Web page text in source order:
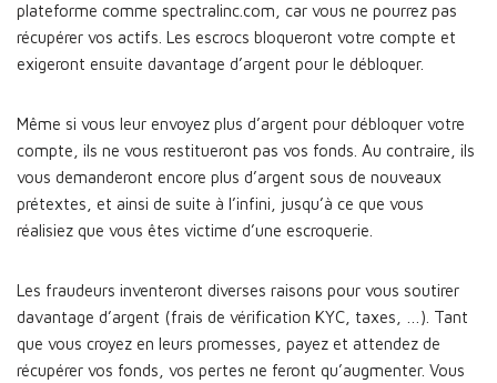
plateforme comme spectralinc.com, car vous ne pourrez pas
récupérer vos actifs. Les escrocs bloqueront votre compte et
exigeront ensuite davantage d’argent pour le débloquer.
Même si vous leur envoyez plus d’argent pour débloquer votre
compte, ils ne vous restitueront pas vos fonds. Au contraire, ils
vous demanderont encore plus d’argent sous de nouveaux
prétextes, et ainsi de suite à l’infini, jusqu’à ce que vous
réalisiez que vous êtes victime d’une escroquerie.
Les fraudeurs inventeront diverses raisons pour vous soutirer
davantage d’argent (frais de vérification KYC, taxes, …). Tant
que vous croyez en leurs promesses, payez et attendez de
récupérer vos fonds, vos pertes ne feront qu’augmenter. Vous